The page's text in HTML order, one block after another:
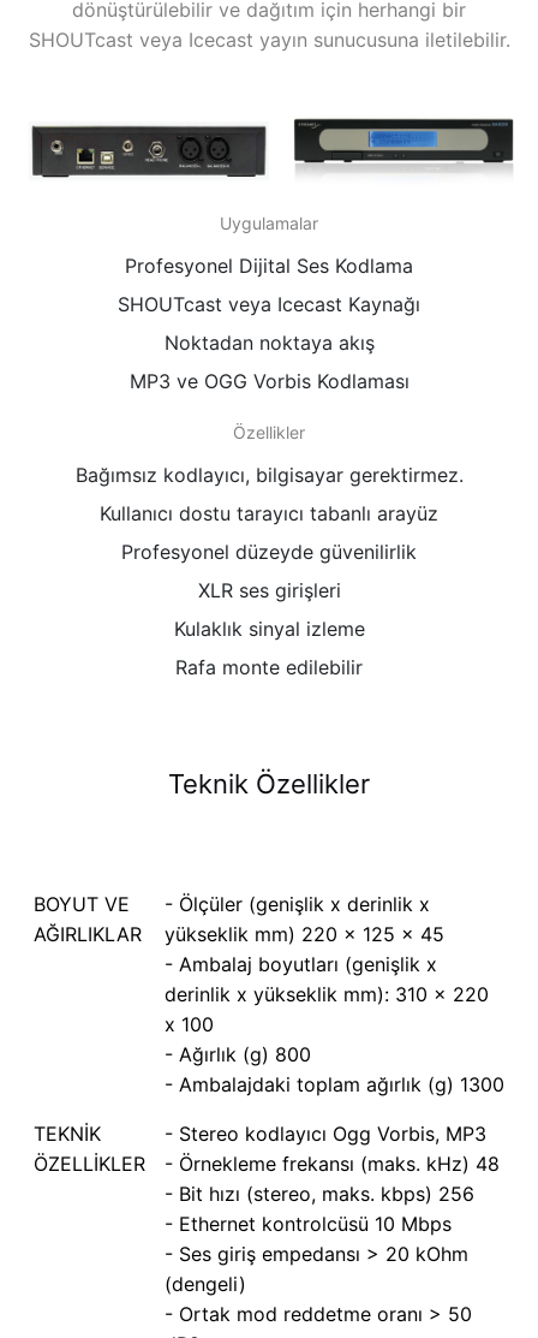
dönüştürülebilir ve dağıtım için herhangi bir
SHOUTcast veya Icecast yayın sunucusuna iletilebilir.
Uygulamalar
Profesyonel Dijital Ses Kodlama
SHOUTcast veya Icecast Kaynağı
Noktadan noktaya akış
MP3 ve OGG Vorbis Kodlaması
Özellikler
Bağımsız kodlayıcı, bilgisayar gerektirmez.
Kullanıcı dostu tarayıcı tabanlı arayüz
Profesyonel düzeyde güvenilirlik
XLR ses girişleri
Kulaklık sinyal izleme
Rafa monte edilebilir
Teknik Özellikler
BOYUT VE
AĞIRLIKLAR
- Ölçüler (genişlik x derinlik x
yükseklik mm) 220 x 125 x 45
- Ambalaj boyutları (genişlik x
derinlik x yükseklik mm): 310 x 220
x 100
- Ağırlık (g) 800
- Ambalajdaki toplam ağırlık (g) 1300
TEKNİK
ÖZELLİKLER
- Stereo kodlayıcı Ogg Vorbis, MP3
- Örnekleme frekansı (maks. kHz) 48
- Bit hızı (stereo, maks. kbps) 256
- Ethernet kontrolcüsü 10 Mbps
- Ses giriş empedansı > 20 kOhm
(dengeli)
- Ortak mod reddetme oranı > 50